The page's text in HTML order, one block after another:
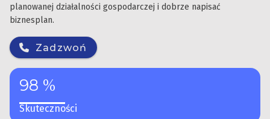
planowanej działalności gospodarczej i dobrze napisać
biznesplan.
Zadzwoń
98 %
Skuteczności